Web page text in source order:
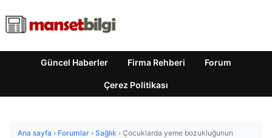
Güncel Haberler Firma Rehberi Forum
Çerez Politikası
Ana sayfa › Forumlar › Sağlık › Çocuklarda yeme bozukluğunun